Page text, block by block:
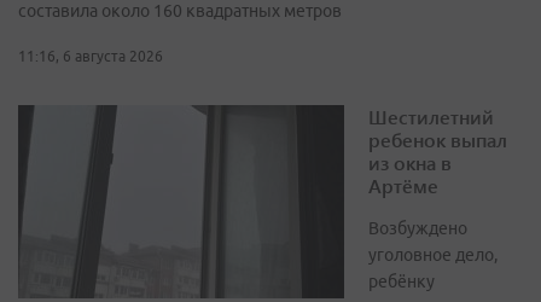
составила около 160 квадратных метров
11:16, 6 августа 2026
Шестилетний
ребенок выпал
из окна в
Артёме
Возбуждено
уголовное дело,
ребёнку